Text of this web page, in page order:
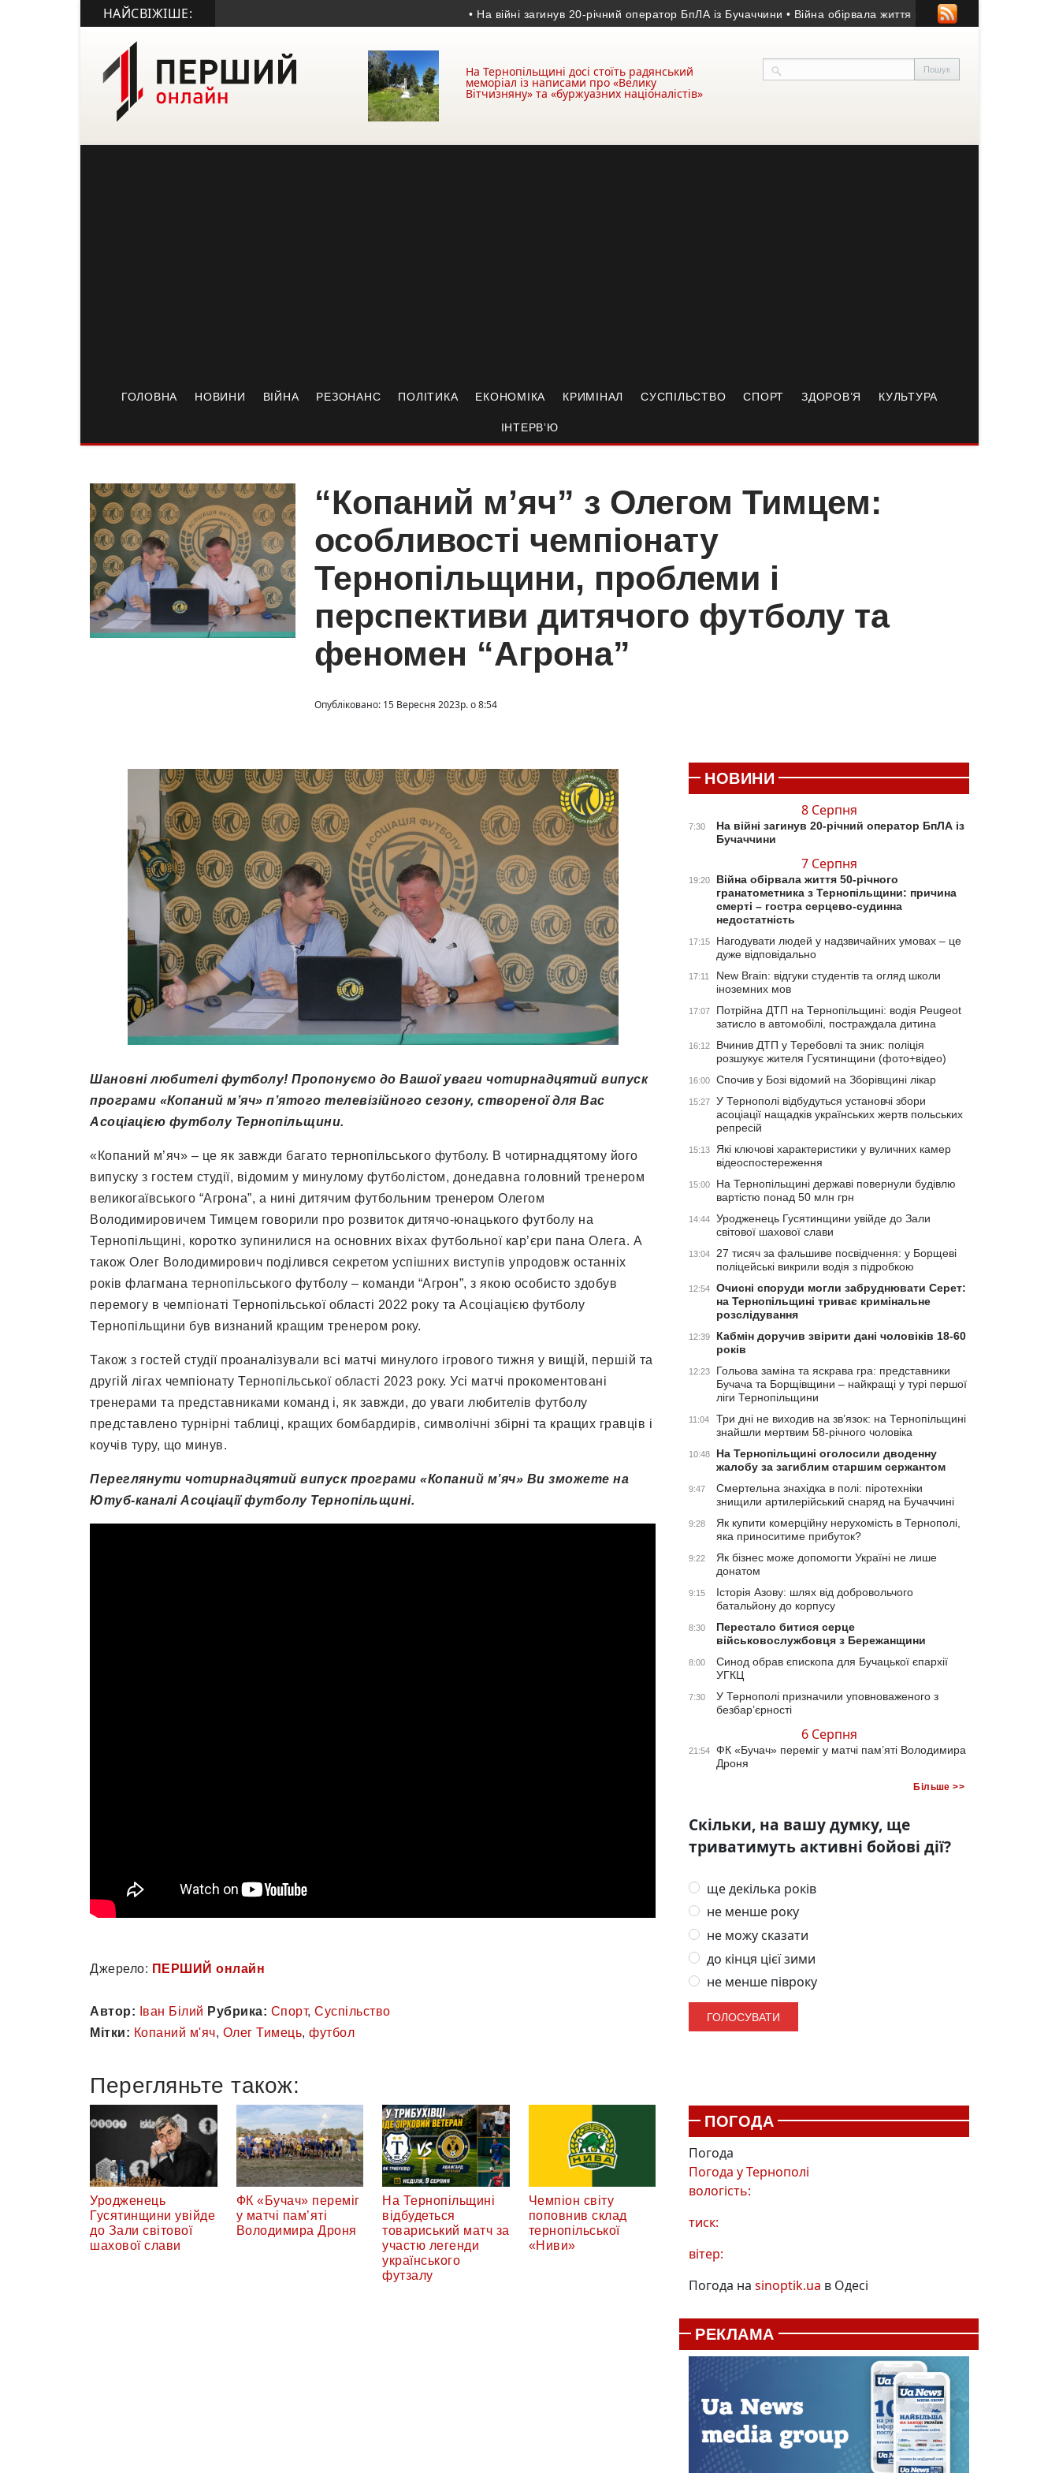
НАЙСВІЖІШЕ: • На війні загинув 20-річний оператор БпЛА із Бучаччини • Війна обірвала життя 50-річного гранатометника з
На Тернопільщині досі стоїть радянський
меморіал із написами про «Велику
Вітчизняну» та «буржуазних націоналістів»
ГОЛОВНА НОВИНИ ВІЙНА РЕЗОНАНС ПОЛІТИКА ЕКОНОМІКА КРИМІНАЛ СУСПІЛЬСТВО СПОРТ ЗДОРОВ’Я КУЛЬТУРА
ІНТЕРВ’Ю
“Копаний м’яч” з Олегом Тимцем:
особливості чемпіонату
Тернопільщини, проблеми і
перспективи дитячого футболу та
феномен “Агрона”
Опубліковано: 15 Вересня 2023р. о 8:54
Шановні любителі футболу! Пропонуємо до Вашої уваги чотирнадцятий випуск
програми «Копаний м’яч» п’ятого телевізійного сезону, створеної для Вас
Асоціацією футболу Тернопільщини.
«Копаний м’яч» – це як завжди багато тернопільського футболу. В чотирнадцятому його
випуску з гостем студії, відомим у минулому футболістом, донедавна головний тренером
великогаївського “Агрона”, а нині дитячим футбольним тренером Олегом
Володимировичем Тимцем говорили про розвиток дитячо-юнацького футболу на
Тернопільщині, коротко зупинилися на основних віхах футбольної кар’єри пана Олега. А
також Олег Володимирович поділився секретом успішних виступів упродовж останніх
років флагмана тернопільського футболу – команди “Агрон”, з якою особисто здобув
перемогу в чемпіонаті Тернопільської області 2022 року та Асоціацією футболу
Тернопільщини був визнаний кращим тренером року.
Також з гостей студії проаналізували всі матчі минулого ігрового тижня у вищій, першій та
другій лігах чемпіонату Тернопільської області 2023 року. Усі матчі прокоментовані
тренерами та представниками команд і, як завжди, до уваги любителів футболу
представлено турнірні таблиці, кращих бомбардирів, символічні збірні та кращих гравців і
коучів туру, що минув.
Переглянути чотирнадцятий випуск програми «Копаний м’яч» Ви зможете на
Ютуб-каналі Асоціації футболу Тернопільщині.
Джерело: ПЕРШИЙ онлайн
Автор: Іван Білий Рубрика: Спорт, Суспільство
Мітки: Копаний м'яч, Олег Тимець, футбол
Перегляньте також:
Уродженець
Гусятинщини увійде
до Зали світової
шахової слави
ФК «Бучач» переміг
у матчі пам’яті
Володимира Дроня
На Тернопільщині
відбудеться
товариський матч за
участю легенди
українського
футзалу
Чемпіон світу
поповнив склад
тернопільської
«Ниви»
НОВИНИ
8 Серпня
7:30
На війні загинув 20-річний оператор БпЛА із
Бучаччини
7 Серпня
19:20
Війна обірвала життя 50-річного
гранатометника з Тернопільщини: причина
смерті – гостра серцево-судинна
недостатність
17:15
Нагодувати людей у надзвичайних умовах – це
дуже відповідально
17:11
New Brain: відгуки студентів та огляд школи
іноземних мов
17:07
Потрійна ДТП на Тернопільщині: водія Peugeot
затисло в автомобілі, постраждала дитина
16:12
Вчинив ДТП у Теребовлі та зник: поліція
розшукує жителя Гусятинщини (фото+відео)
16:00 Спочив у Бозі відомий на Зборівщині лікар
15:27
У Тернополі відбудуться установчі збори
асоціації нащадків українських жертв польських
репресій
15:13
Які ключові характеристики у вуличних камер
відеоспостереження
15:00
На Тернопільщині державі повернули будівлю
вартістю понад 50 млн грн
14:44
Уродженець Гусятинщини увійде до Зали
світової шахової слави
13:04
27 тисяч за фальшиве посвідчення: у Борщеві
поліцейські викрили водія з підробкою
12:54
Очисні споруди могли забруднювати Серет:
на Тернопільщині триває кримінальне
розслідування
12:39
Кабмін доручив звірити дані чоловіків 18-60
років
12:23
Гольова заміна та яскрава гра: представники
Бучача та Борщівщини – найкращі у турі першої
ліги Тернопільщини
11:04
Три дні не виходив на зв’язок: на Тернопільщині
знайшли мертвим 58-річного чоловіка
10:48
На Тернопільщині оголосили дводенну
жалобу за загиблим старшим сержантом
9:47
Смертельна знахідка в полі: піротехніки
знищили артилерійський снаряд на Бучаччині
9:28
Як купити комерційну нерухомість в Тернополі,
яка приноситиме прибуток?
9:22
Як бізнес може допомогти Україні не лише
донатом
9:15
Історія Азову: шлях від добровольчого
батальйону до корпусу
8:30
Перестало битися серце
військовослужбовця з Бережанщини
8:00
Синод обрав єпископа для Бучацької єпархії
УГКЦ
7:30
У Тернополі призначили уповноваженого з
безбар’єрності
6 Серпня
21:54
ФК «Бучач» переміг у матчі пам’яті Володимира
Дроня
Більше >>
Скільки, на вашу думку, ще
триватимуть активні бойові дії?
ще декілька років
не менше року
не можу сказати
до кінця цієї зими
не менше півроку
ПОГОДА
Погода
Погода уТернополі
вологість:
тиск:
вітер:
Погода на sinoptik.ua в Одесі
РЕКЛАМА